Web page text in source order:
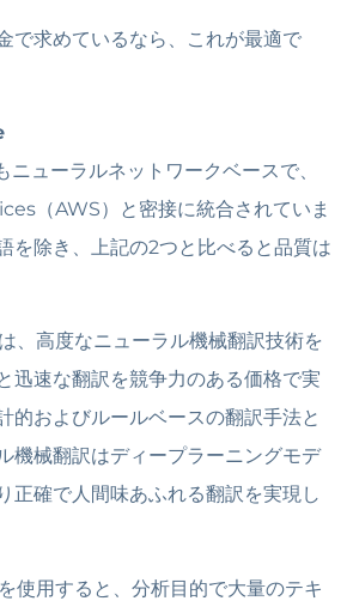
で求めているなら、これが最適で
ューラルネットワークベースで、
（AWS）と密接に統合されていま
を除き、上記の2つと比べると品質は
高度なニューラル機械翻訳技術を
迅速な翻訳を競争力のある価格で実
的およびルールベースの翻訳手法と
機械翻訳はディープラーニングモデ
正確で人間味あふれる翻訳を実現し
用すると、分析目的で大量のテキ